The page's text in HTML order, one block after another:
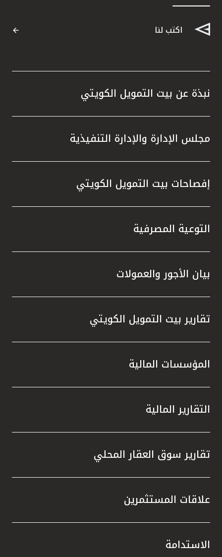
خدمات ما بعد البيع
اتصل بنا
مواقع الفروع وأجهزة الصرف الآلي
ألمانيا
تركيا
مصر
المملكة المتحدة
اكتب لنا
نبذة عن بيت التمويل الكويتي
مجلس الإدارة والإدارة التنفيذية
إفصاحات بيت التمويل الكويتي
التوعية المصرفية
بيان الأجور والعمولات
تقارير بيت التمويل الكويتي
المؤسسات المالية
التقارير المالية
تقارير سوق العقار المحلي
علاقات المستثمرين
الاستدامة